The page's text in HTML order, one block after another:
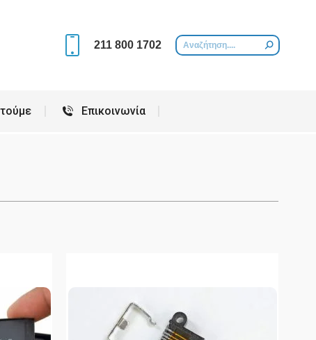
211 800 1702
Επικοινωνία
Περιοχές που εξυπηρετούμε Επικοινωνία